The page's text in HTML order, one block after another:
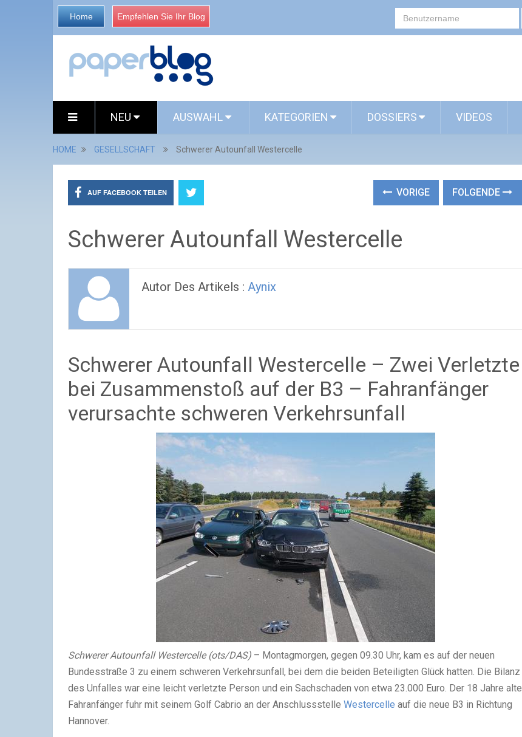
Home Empfehlen Sie Ihr Blog
NEU AUSWAHL KATEGORIEN DOSSIERS VIDEOS
HOME GESELLSCHAFT Schwerer Autounfall Westercelle
AUF FACEBOOK TEILEN VORIGE FOLGENDE
Schwerer Autounfall Westercelle
Autor Des Artikels : Aynix
Schwerer Autounfall Westercelle – Zwei Verletzte
bei Zusammenstoß auf der B3 – Fahranfänger
verursachte schweren Verkehrsunfall
Schwerer Autounfall Westercelle (ots/DAS) – Montagmorgen, gegen 09.30 Uhr, kam es auf der neuen
Bundesstraße 3 zu einem schweren Verkehrsunfall, bei dem die beiden Beteiligten Glück hatten. Die Bilanz
des Unfalles war eine leicht verletzte Person und ein Sachschaden von etwa 23.000 Euro. Der 18 Jahre alte
Fahranfänger fuhr mit seinem Golf Cabrio an der Anschlussstelle Westercelle auf die neue B3 in Richtung
Hannover.